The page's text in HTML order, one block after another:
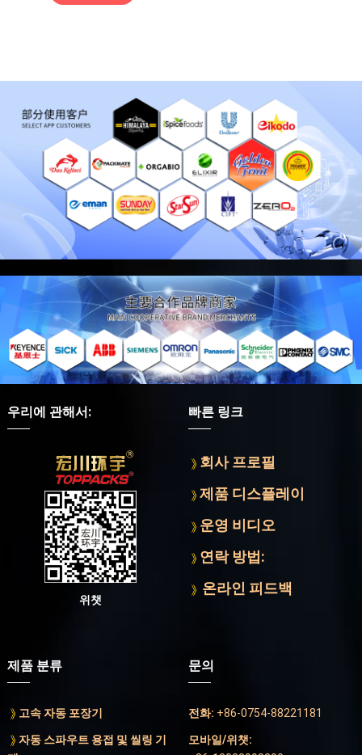
우리에 관해서:
위챗
빠른 링크
회사 프로필
제품 디스플레이
운영 비디오
연락 방법:
온라인 피드백
제품 분류
고속 자동 포장기
자동 스파우트 용접 및 씰링 기
문의
전화: +86-0754-88221181
모바일/위챗: